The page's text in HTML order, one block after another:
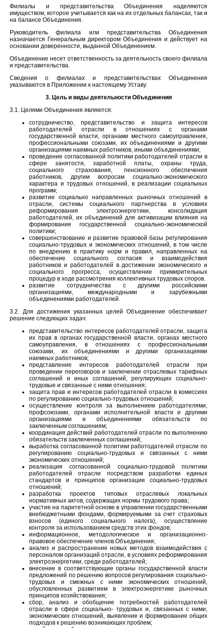
Филиалы и представительства Объединения наделяются
имуществом, которое учитывается как на их отдельных балансах, так и
на балансе Объединения.
Руководитель филиала или представительства Объединения
назначается Генеральным директором Объединения и действует на
основании доверенности, выданной Объединением.
Объединение несет ответственность за деятельность своего филиала
и представительства.
Сведения о филиалах и представительствах Объединения
указываются в Приложении к настоящему Уставу.
3. Цель и виды деятельности Объединения
3.1. Целями Объединения являются:
сотрудничество, представительство и защита интересов
работодателей отрасли в отношениях с органами
государственной власти, органами местного самоуправления,
профессиональными союзами, их объединениями и другими
организациями наемных работников, иными объединениями;
проведение согласованной политики работодателей отрасли в
сфере занятости, заработной платы, охраны труда,
социального страхования, пенсионного обеспечения
работников, другим вопросам социально-экономического
характера и трудовых отношений, в реализации социальных
программ;
развитие социально направленных рыночных отношений в
отрасли, системы социального партнерства в условиях
реформирования электроэнергетики, консолидация
работодателей, их объединений для активизации влияния на
формирование государственной социально-экономической
политики;
совершенствование и развитие правовой базы регулирования
социально-трудовых и экономических отношений, в том числе
по внедрению в практику норм и правил, направленных на
обеспечение социального согласия и взаимодействия
работников и работодателей в достижении экономического и
социального прогресса, осуществление примирительных
процедур в ходе рассмотрения коллективных трудовых споров.
развитие сотрудничества с другими российскими
организациями, международными и зарубежными
объединениями работодателей.
3.2. Для достижения указанных целей Объединение обеспечивает
решение следующих задач:
представительство интересов работодателей отрасли, защита
их прав в органах государственной власти, органах местного
самоуправления, в отношениях с профессиональными
союзами, их объединениями и другими организациями
наемных работников;
представление интересов работодателей отрасли при
проведении переговоров и заключении отраслевых тарифных
соглашений и иных соглашений, регулирующих социально-
трудовые и связанные с ними отношения;
защита прав и интересов работодателей отрасли в комиссиях
по регулированию социально-трудовых отношений;
осуществление контроля за выполнением работодателями,
профсоюзами, органами исполнительной власти и другими
организациями и объединениями обязательств по
заключенным соглашениям;
координация действий работодателей отрасли по выполнению
обязательств заключенных соглашений;
выработка согласованной политики работодателей отрасли по
регулированию социально-трудовых и связанных с ними
экономических отношений;
реализация согласованной социально-трудовой политики
работодателей отрасли посредством разработки единых
стандартов и принципов организации социально-трудовых
отношений;
разработка проектов типовых отраслевых локальных
нормативных актов, содержащих нормы трудового права;
участие на паритетной основе в управлении государственными
внебюджетными фондами, формируемыми за счет страховых
взносов (единого социального налога), осуществление
контроля за использованием средств этих фондов;
информационное, методологическое и организационно-
правовое обеспечение членов Объединения;
анализ и распространение новых методов взаимодействия с
персоналом организаций отрасли, в условиях реформирования
электроэнергетики, среди работодателей;
внесение в соответствующие органы государственной власти
предложений по решению вопросов регулирования социально-
трудовых и смежных с ними экономических отношений,
обусловленных развитием в электроэнергетике рыночных
принципов хозяйствования;
сбор, анализ и обобщение потребностей работодателей
отрасли в сфере социально- трудовых и, связанных с ними,
экономических отношений, выявление и формирование общих
подходов к решению возникающих проблем;